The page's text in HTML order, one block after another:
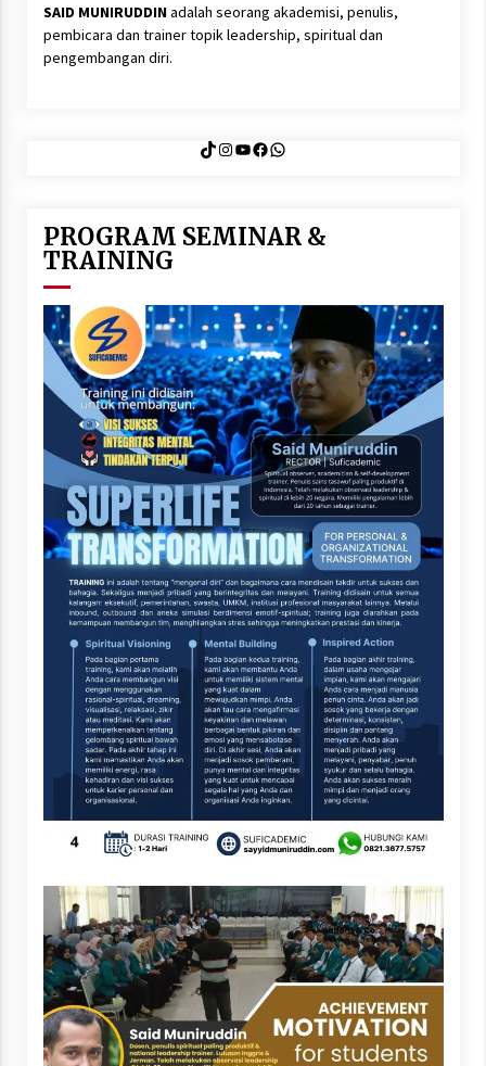
SAID MUNIRUDDINadalah seorang akademisi, penulis,
pembicara dan trainer topik leadership, spiritual dan
pengembangan diri.
TikTok
Instagram
YouTube
Facebook
WhatsApp
PROGRAM SEMINAR &
TRAINING